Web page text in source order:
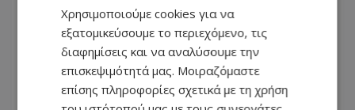
Χρησιμοποιούμε cookies για να
εξατομικεύσουμε το περιεχόμενο, τις
διαφημίσεις και να αναλύσουμε την
επισκεψιμότητά μας. Μοιραζόμαστε
επίσης πληροφορίες σχετικά με τη χρήση